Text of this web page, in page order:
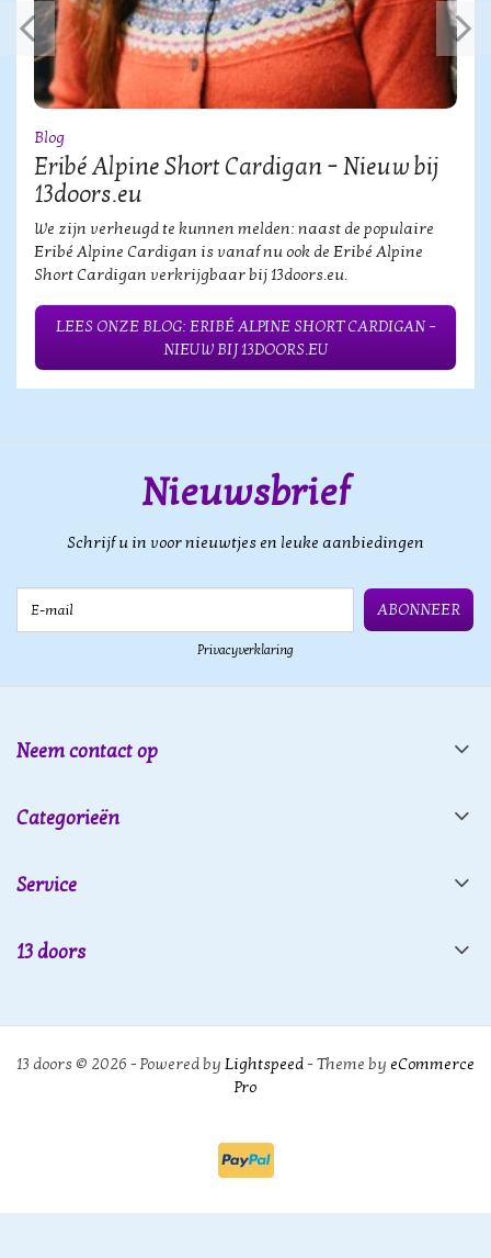
Blog
Eribé Alpine Short Cardigan – Nieuw bij
13doors.eu
We zijn verheugd te kunnen melden: naast de populaire
Eribé Alpine Cardigan is vanaf nu ook de Eribé Alpine
Short Cardigan verkrijgbaar bij 13doors.eu.
LEES ONZE BLOG: ERIBÉ ALPINE SHORT CARDIGAN –
NIEUW BIJ 13DOORS.EU
Nieuwsbrief
Schrijf u in voor nieuwtjes en leuke aanbiedingen
ABONNEER
Privacyverklaring
Neem contact op
Categorieën
Service
13 doors
13 doors © 2026 - Powered by Lightspeed- Theme by eCommerce
Pro